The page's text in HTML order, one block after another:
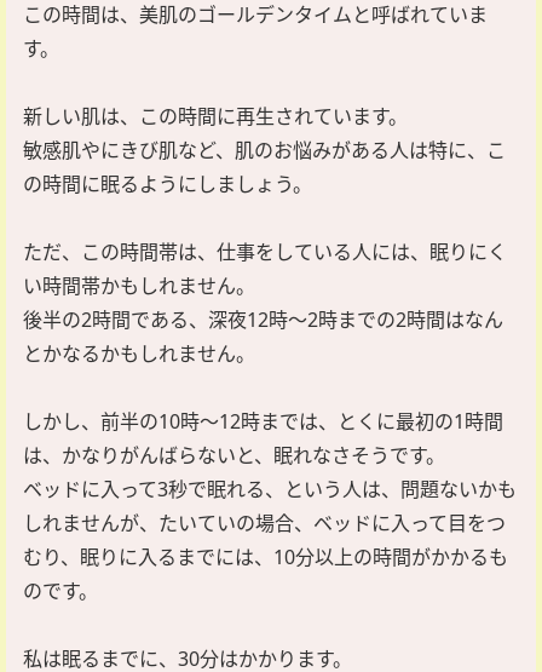
この時間は、美肌のゴールデンタイムと呼ばれていま
す。
新しい肌は、この時間に再生されています。
敏感肌やにきび肌など、肌のお悩みがある人は特に、こ
の時間に眠るようにしましょう。
ただ、この時間帯は、仕事をしている人には、眠りにく
い時間帯かもしれません。
後半の2時間である、深夜12時～2時までの2時間はなん
とかなるかもしれません。
しかし、前半の10時～12時までは、とくに最初の1時間
は、かなりがんばらないと、眠れなさそうです。
ベッドに入って3秒で眠れる、という人は、問題ないかも
しれませんが、たいていの場合、ベッドに入って目をつ
むり、眠りに入るまでには、10分以上の時間がかかるも
のです。
私は眠るまでに、30分はかかります。